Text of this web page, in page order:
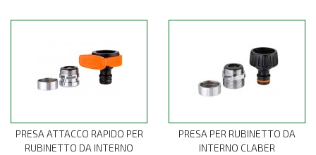
PRESA ATTACCO RAPIDO PER
RUBINETTO DA INTERNO
PRESA PER RUBINETTO DA
INTERNO CLABER